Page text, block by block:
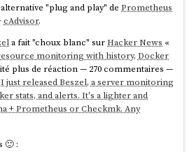
"plug and play" dePrometheus
cAdvisor.
a fait "choux blanc" surHacker News «
monitoring with history, Docker
plus de réaction — 270 commentaires —
I just released Beszel, a server monitoring
stats, and alerts. It's a lighter and
+ Prometheus or Checkmk. Any
🙂 :